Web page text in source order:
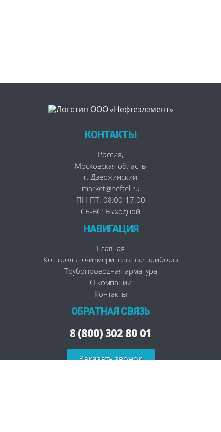
КОНТАКТЫ
Россия,
Московская область
г. Дзержинский
market@neftel.ru
ПН-ПТ: 08:00-17:00
СБ-ВС: Выходной
НАВИГАЦИЯ
Главная
Контрольно-измерительные приборы
Трубопроводная арматура
О компании
Контакты
ОБРАТНАЯ СВЯЗЬ
8 (800) 302 80 01
Заказать звонок